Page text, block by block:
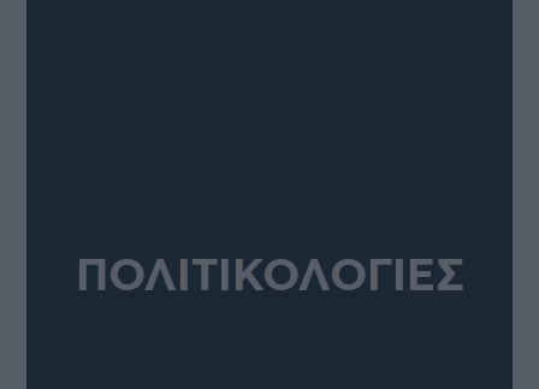
ΠΟΛΙΤΙΚΟΛΟΓΙΕΣ